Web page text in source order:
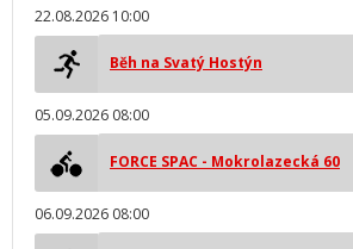
22.08.2026 10:00
Běh na Svatý Hostýn
05.09.2026 08:00
FORCE SPAC - Mokrolazecká 60
06.09.2026 08:00